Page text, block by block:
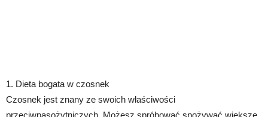
1. Dieta bogata w czosnek
Czosnek jest znany ze swoich właściwości
przeciwpasożytniczych. Możesz spróbować spożywać większe